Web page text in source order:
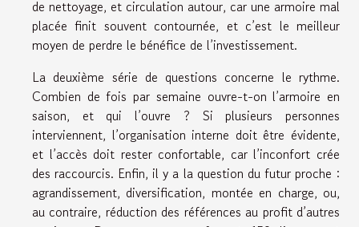
de nettoyage, et circulation autour, car une armoire mal
placée finit souvent contournée, et c’est le meilleur
moyen de perdre le bénéfice de l’investissement.
La deuxième série de questions concerne le rythme.
Combien de fois par semaine ouvre-t-on l’armoire en
saison, et qui l’ouvre ? Si plusieurs personnes
interviennent, l’organisation interne doit être évidente,
et l’accès doit rester confortable, car l’inconfort crée
des raccourcis. Enfin, il y a la question du futur proche :
agrandissement, diversification, montée en charge, ou,
au contraire, réduction des références au profit d’autres